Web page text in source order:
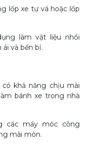
lốp xe tự vá hoặc lốp
làm vật liệu nhồi
và bền bỉ.
có khả năng chịu mài
bánh xe trong nhà
các máy móc công
mài mòn.